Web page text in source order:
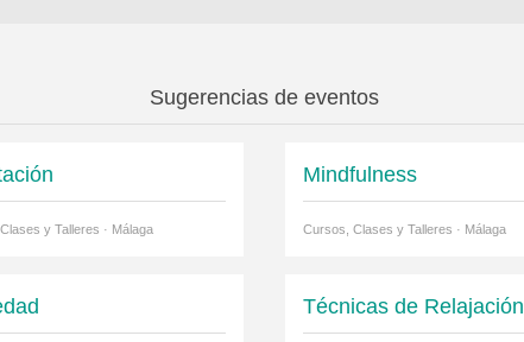
Sugerencias de eventos
y Talleres · Málaga
Mindfulness
Cursos, Clases y Talleres · Málaga
Técnicas de Relajación